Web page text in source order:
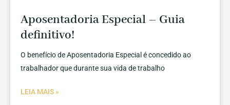
Aposentadoria Especial – Guia
definitivo!
O benefício de Aposentadoria Especial é concedido ao
trabalhador que durante sua vida de trabalho
LEIA MAIS »